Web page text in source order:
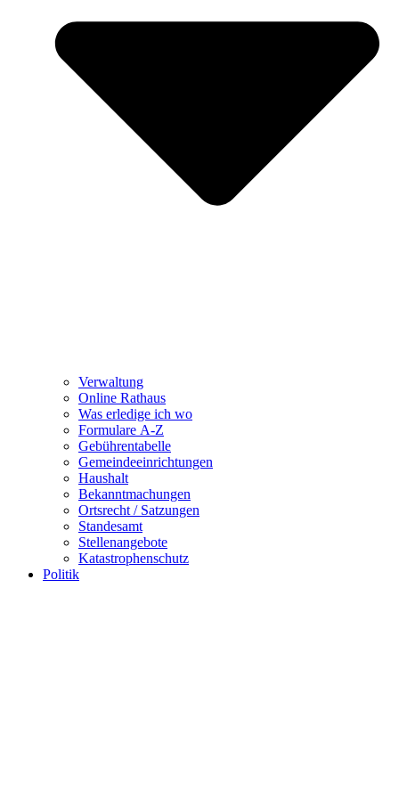
Verwaltung
Online Rathaus
Was erledige ich wo
Formulare A-Z
Gebührentabelle
Gemeindeeinrichtungen
Haushalt
Bekanntmachungen
Ortsrecht / Satzungen
Standesamt
Stellenangebote
Katastrophenschutz
Politik